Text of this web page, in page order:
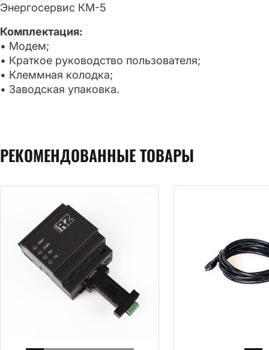
Энергосервис КМ-5
Комплектация:
• Модем;
• Краткое руководство пользователя;
• Клеммная колодка;
• Заводская упаковка.
РЕКОМЕНДОВАННЫЕ ТОВАРЫ